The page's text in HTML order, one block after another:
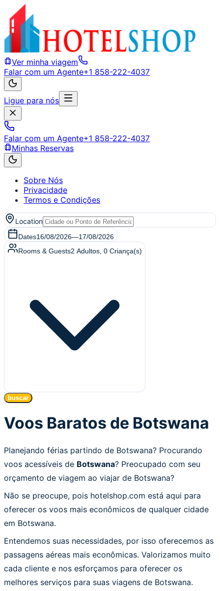
Ver minha viagem
Falar com um Agente+1 858-222-4037
Ligue para nós
Falar com um Agente+1 858-222-4037
Minhas Reservas
Sobre Nós
Privacidade
Termos e Condições
Location
Dates16/08/2026—17/08/2026
Rooms & Guests2 Adultos 0 Criança(s)
buscar
Voos Baratos de Botswana
Planejando férias partindo de Botswana? Procurando
voos acessíveis de Botswana? Preocupado com seu
orçamento de viagem ao viajar de Botswana?
Não se preocupe, pois hotelshop.com está aqui para
oferecer os voos mais econômicos de qualquer cidade
em Botswana.
Entendemos suas necessidades, por isso oferecemos as
passagens aéreas mais econômicas. Valorizamos muito
cada cliente e nos esforçamos para oferecer os
melhores serviços para suas viagens de Botswana.